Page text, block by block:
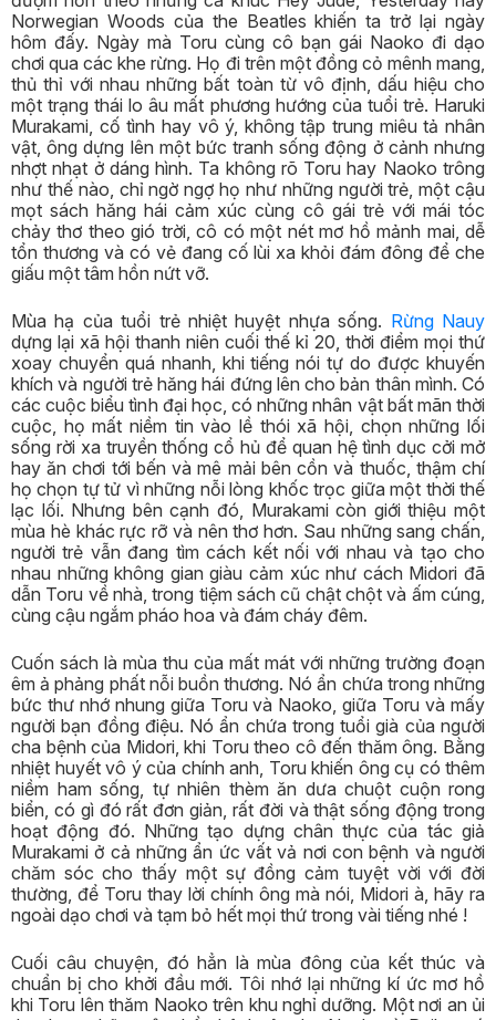
Norwegian Woods của the Beatles khiến ta trở lại ngày
hôm đấy. Ngày mà Toru cùng cô bạn gái Naoko đi dạo
chơi qua các khe rừng. Họ đi trên một đồng cỏ mênh mang,
thủ thỉ với nhau những bất toàn từ vô định, dấu hiệu cho
một trạng thái lo âu mất phương hướng của tuổi trẻ. Haruki
Murakami, cố tình hay vô ý, không tập trung miêu tả nhân
vật, ông dựng lên một bức tranh sống động ở cảnh nhưng
nhợt nhạt ở dáng hình. Ta không rõ Toru hay Naoko trông
như thế nào, chỉ ngờ ngợ họ như những người trẻ, một cậu
mọt sách hăng hái cảm xúc cùng cô gái trẻ với mái tóc
chảy thơ theo gió trời, cô có một nét mơ hồ mảnh mai, dễ
tổn thương và có vẻ đang cố lùi xa khỏi đám đông để che
giấu một tâm hồn nứt vỡ.
Mùa hạ của tuổi trẻ nhiệt huyệt nhựa sống. Rừng Nauy
dựng lại xã hội thanh niên cuối thế kỉ 20, thời điểm mọi thứ
xoay chuyển quá nhanh, khi tiếng nói tự do được khuyến
khích và người trẻ hăng hái đứng lên cho bản thân mình. Có
các cuộc biểu tình đại học, có những nhân vật bất mãn thời
cuộc, họ mất niềm tin vào lề thói xã hội, chọn những lối
sống rời xa truyền thống cổ hủ để quan hệ tình dục cởi mở
hay ăn chơi tới bến và mê mải bên cồn và thuốc, thậm chí
họ chọn tự tử vì những nỗi lòng khốc trọc giữa một thời thế
lạc lối. Nhưng bên cạnh đó, Murakami còn giới thiệu một
mùa hè khác rực rỡ và nên thơ hơn. Sau những sang chấn,
người trẻ vẫn đang tìm cách kết nối với nhau và tạo cho
nhau những không gian giàu cảm xúc như cách Midori đã
dẫn Toru về nhà, trong tiệm sách cũ chật chột và ấm cúng,
cùng cậu ngắm pháo hoa và đám cháy đêm.
Cuốn sách là mùa thu của mất mát với những trường đoạn
êm ả phảng phất nỗi buồn thương. Nó ẩn chứa trong những
bức thư nhớ nhung giữa Toru và Naoko, giữa Toru và mấy
người bạn đồng điệu. Nó ẩn chứa trong tuổi già của người
cha bệnh của Midori, khi Toru theo cô đến thăm ông. Bằng
nhiệt huyết vô ý của chính anh, Toru khiến ông cụ có thêm
niềm ham sống, tự nhiên thèm ăn dưa chuột cuộn rong
biển, có gì đó rất đơn giản, rất đời và thật sống động trong
hoạt động đó. Những tạo dựng chân thực của tác giả
Murakami ở cả những ẩn ức vất vả nơi con bệnh và người
chăm sóc cho thấy một sự đồng cảm tuyệt vời với đời
thường, để Toru thay lời chính ông mà nói, Midori à, hãy ra
ngoài dạo chơi và tạm bỏ hết mọi thứ trong vài tiếng nhé !
Cuối câu chuyện, đó hẳn là mùa đông của kết thúc và
chuẩn bị cho khởi đầu mới. Tôi nhớ lại những kí ức mơ hồ
khi Toru lên thăm Naoko trên khu nghỉ dưỡng. Một nơi an ủi